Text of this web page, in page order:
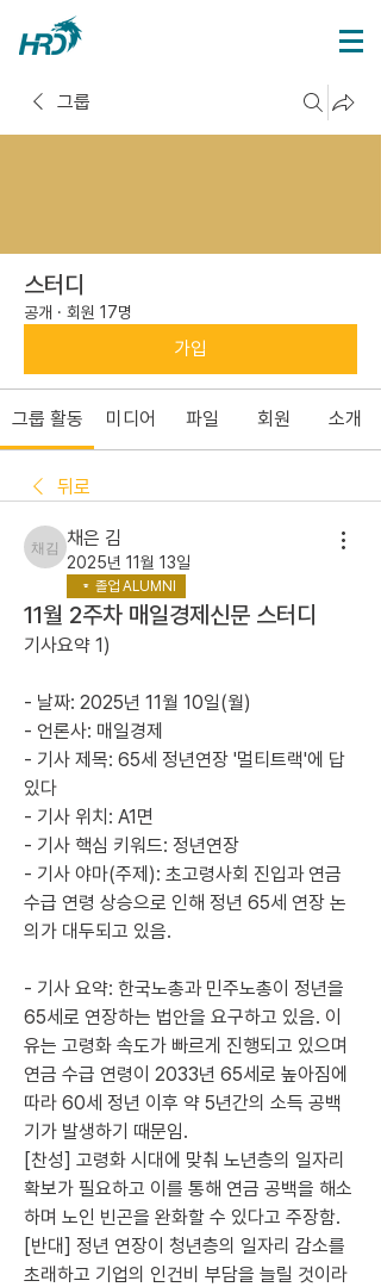
그룹
스터디
공개 · 회원 17명
가입
그룹 활동 미디어 파일 회원 소개
뒤로
채은 김
채은 김
2025년 11월 13일
졸업 ALUMNI
11월 2주차 매일경제신문 스터디
기사요약 1)
- 날짜: 2025년 11월 10일(월)
- 언론사: 매일경제
- 기사 제목: 65세 정년연장 '멀티트랙'에 답
있다
- 기사 위치: A1면
- 기사 핵심 키워드: 정년연장
- 기사 야마(주제): 초고령사회 진입과 연금
수급 연령 상승으로 인해 정년 65세 연장 논
의가 대두되고 있음.
- 기사 요약: 한국노총과 민주노총이 정년을
65세로 연장하는 법안을 요구하고 있음. 이
유는 고령화 속도가 빠르게 진행되고 있으며
연금 수급 연령이 2033년 65세로 높아짐에
따라 60세 정년 이후 약 5년간의 소득 공백
기가 발생하기 때문임.
[찬성] 고령화 시대에 맞춰 노년층의 일자리
확보가 필요하고 이를 통해 연금 공백을 해소
하며 노인 빈곤을 완화할 수 있다고 주장함.
[반대] 정년 연장이 청년층의 일자리 감소를
초래하고 기업의 인건비 부담을 늘릴 것이라